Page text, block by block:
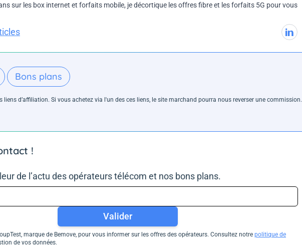
sur les box internet et forfaits mobile, je décortique les offres fibre et les forfaits 5G pour vous
Bons plans
liens d’affiliation. Si vous achetez via l'un des ces liens, le site marchand pourra nous reverser une commission.
!
de l’actu des opérateurs télécom et nos bons plans.
Valider
marque de Bemove, pour vous informer sur les offres des opérateurs. Consultez notre politique de
de vos données.